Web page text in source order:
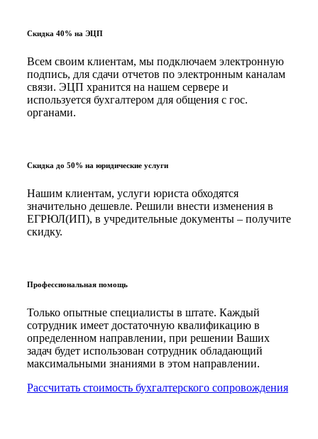
Скидка 40% на ЭЦП
Всем своим клиентам, мы подключаем электронную
подпись, для сдачи отчетов по электронным каналам
связи. ЭЦП хранится на нашем сервере и
используется бухгалтером для общения с гос.
органами.
Скидка до 50% на юридические услуги
Нашим клиентам, услуги юриста обходятся
значительно дешевле. Решили внести изменения в
ЕГРЮЛ(ИП), в учредительные документы – получите
скидку.
Профессиональная помощь
Только опытные специалисты в штате. Каждый
сотрудник имеет достаточную квалификацию в
определенном направлении, при решении Ваших
задач будет использован сотрудник обладающий
максимальными знаниями в этом направлении.
Рассчитать стоимость бухгалтерского сопровождения